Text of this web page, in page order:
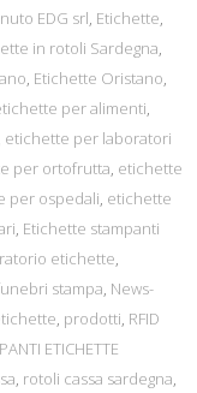
EDG srl, Etichette,
in rotoli Sardegna,
, Etichette Oristano,
per alimenti,
etichette per laboratori
per ortofrutta, etichette
per ospedali, etichette
, Etichette stampanti
etichette,
stampa, News-
, prodotti, RFID
ETICHETTE
, rotoli cassa sardegna,